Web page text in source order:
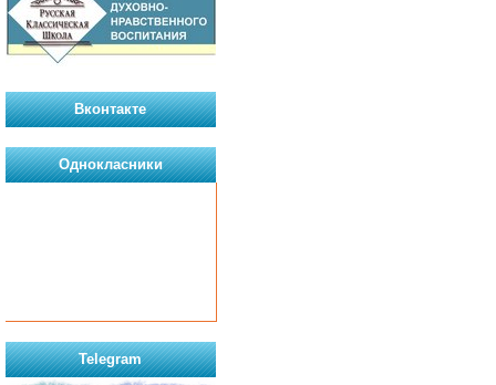
Вконтакте
Однокласники
Telegram